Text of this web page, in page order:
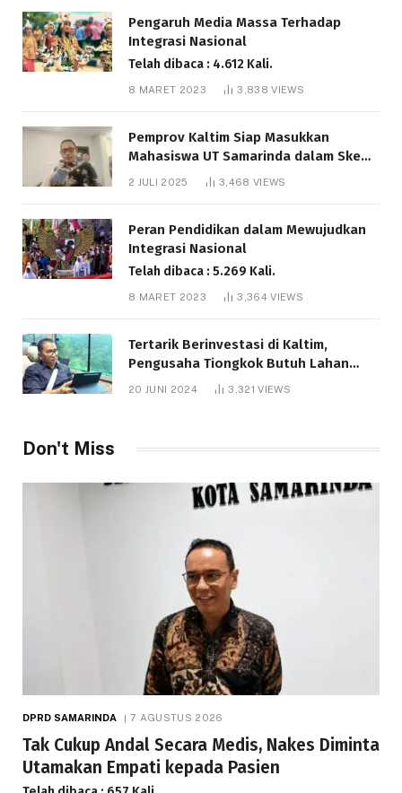
Pengaruh Media Massa Terhadap
Integrasi Nasional
Telah dibaca : 4.612 Kali.
8 MARET 2023 3,838VIEWS
Pemprov Kaltim Siap Masukkan
Mahasiswa UT Samarinda dalam Skema
Bantuan Pendidikan Gratispol
2 JULI 2025 3,468 VIEWS
Peran Pendidikan dalam Mewujudkan
Integrasi Nasional
Telah dibaca : 5.269 Kali.
8 MARET 2023 3,364VIEWS
Tertarik Berinvestasi di Kaltim,
Pengusaha Tiongkok Butuh Lahan
1.000 Hektare
20 JUNI 2024 3,321VIEWS
Don't Miss
DPRD SAMARINDA 7 AGUSTUS 2026
Tak Cukup Andal Secara Medis, Nakes Diminta
Utamakan Empati kepada Pasien